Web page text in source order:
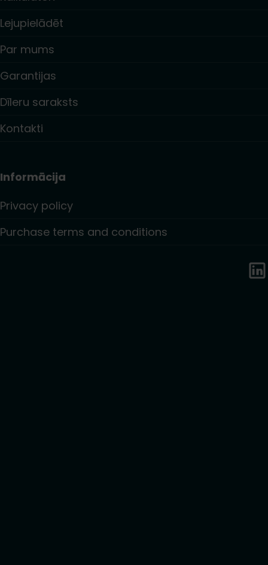
Lejupielādēt
Par mums
Garantijas
Dīleru saraksts
Kontakti
Informācija
Privacy policy
Purchase terms and conditions